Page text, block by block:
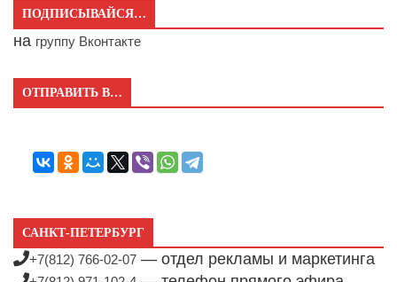
ПОДПИСЫВАЙСЯ…
на группу Вконтакте
ОТПРАВИТЬ В…
САНКТ-ПЕТЕРБУРГ
+7(812) 766-02-07 — отдел рекламы и маркетинга